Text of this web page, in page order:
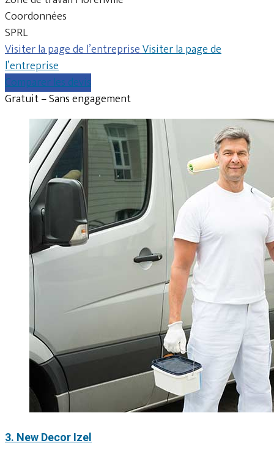
Coordonnées
SPRL
Visiter la page de l’entrepriseVisiter la page de
l’entreprise
Comparer les devis
Gratuit – Sans engagement
3. New Decor Izel